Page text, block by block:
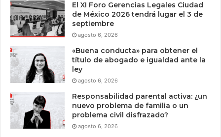
El XI Foro Gerencias Legales Ciudad
de México 2026 tendrá lugar el 3 de
septiembre
agosto 6, 2026
«Buena conducta» para obtener el
título de abogado e igualdad ante la
ley
agosto 6, 2026
Responsabilidad parental activa: ¿un
nuevo problema de familia o un
problema civil disfrazado?
agosto 6, 2026